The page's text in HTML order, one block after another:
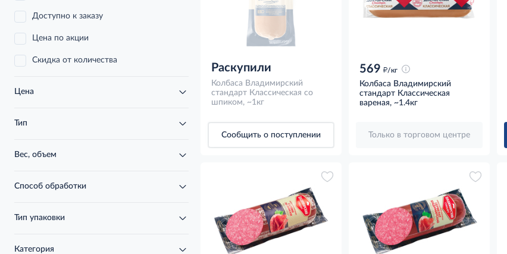
Доступно к заказу
Цена по акции
Скидка от количества
Цена
Тип
Вес, объем
Способ обработки
Тип упаковки
Категория
Раскупили
Колбаса Владимирский
стандарт Классическая со
шпиком, ~1кг
Сообщить о поступлении
569 д/кг
Колбаса Владимирский
стандарт Классическая
вареная, ~1.4кг
Только в торговом центре